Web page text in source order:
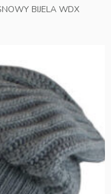
BIJELA WDX